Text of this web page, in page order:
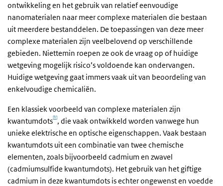
ontwikkeling en het gebruik van relatief eenvoudige
nanomaterialen naar meer complexe materialen die bestaan
uit meerdere bestanddelen. De toepassingen van deze meer
complexe materialen zijn veelbelovend op verschillende
gebieden. Niettemin roepen ze ook de vraag op of huidige
wetgeving mogelijk risico’s voldoende kan ondervangen.
Huidige wetgeving gaat immers vaak uit van beoordeling van
enkelvoudige chemicaliën.
Een klassiek voorbeeld van complexe materialen zijn
kwantumdots[1], die vaak ontwikkeld worden vanwege hun
unieke elektrische en optische eigenschappen. Vaak bestaan
kwantumdots uit een combinatie van twee chemische
elementen, zoals bijvoorbeeld cadmium en zwavel
(cadmiumsulfide kwantumdots). Het gebruik van het giftige
cadmium in deze kwantumdots is echter ongewenst en voedde